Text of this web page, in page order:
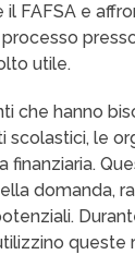
il FAFSA e
utile.
che hanno
scolastici, le
finanziaria.
domanda,
queste